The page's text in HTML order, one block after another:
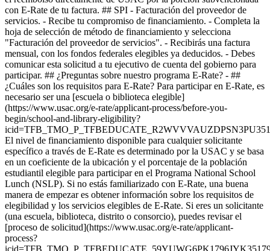
con E-Rate de tu factura. ## SPI - Facturación del proveedor de
servicios. - Recibe tu compromiso de financiamiento. - Completa la
hoja de selección de método de financiamiento y selecciona
"Facturación del proveedor de servicios". - Recibirás una factura
mensual, con los fondos federales elegibles ya deducidos. - Debes
comunicar esta solicitud a tu ejecutivo de cuenta del gobierno para
participar. ## ¿Preguntas sobre nuestro programa E-Rate? - ##
¿Cuáles son los requisitos para E-Rate? Para participar en E-Rate, es
necesario ser una [escuela o biblioteca elegible]
(https://www.usac.org/e-rate/applicant-process/before-you-
begin/school-and-library-eligibility?
El nivel de financiamiento disponible para cualquier solicitante
específico a través de E-Rate es determinado por la USAC y se basa
en un coeficiente de la ubicación y el porcentaje de la población
estudiantil elegible para participar en el Programa National School
Lunch (NSLP). Si no estás familiarizado con E-Rate, una buena
manera de empezar es obtener información sobre los requisitos de
elegibilidad y los servicios elegibles de E-Rate. Si eres un solicitante
(una escuela, biblioteca, distrito o consorcio), puedes revisar el
[proceso de solicitud](https://www.usac.org/e-rate/applicant-
process?